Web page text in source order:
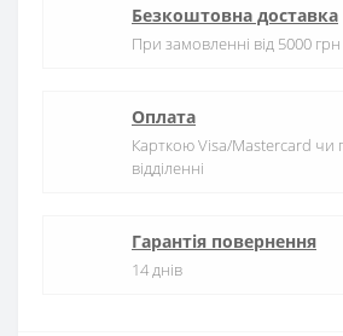
Безкоштовна доставка
При замовленні від 5000 грн
Оплата
Карткою Visa/Mastercard чи
відділенні
Гарантія повернення
14 днів